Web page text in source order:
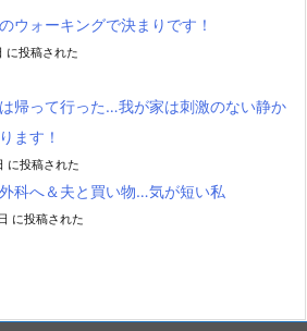
ウォーキングで決まりです！
投稿された
帰って行った…我が家は刺激のない静か
ます！
に投稿された
科へ＆夫と買い物…気が短い私
に投稿された